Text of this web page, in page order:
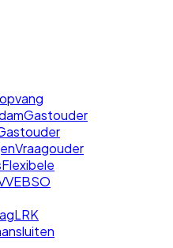
Gastouder
Vraagouder
Flexibele
BSO
LRK